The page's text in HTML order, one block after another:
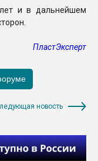
и в дальнейшем
ПластЭксперт
новость